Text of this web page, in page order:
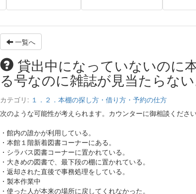
一覧へ
貸出中になっていないのに
る号なのに雑誌が見当たらない
カテゴリ: １．２．本棚の探し方・借り方・予約の仕方
次のような可能性が考えられます。カウンターに御相談ください
・館内の誰かが利用している。
・本館１階新着図書コーナーにある。
・シラバス図書コーナーに置かれている。
・大きめの図書で、最下段の棚に置かれている。
・返却された直後で事務処理をしている。
・製本作業中
・使った人が本来の場所に戻してくれなかった。